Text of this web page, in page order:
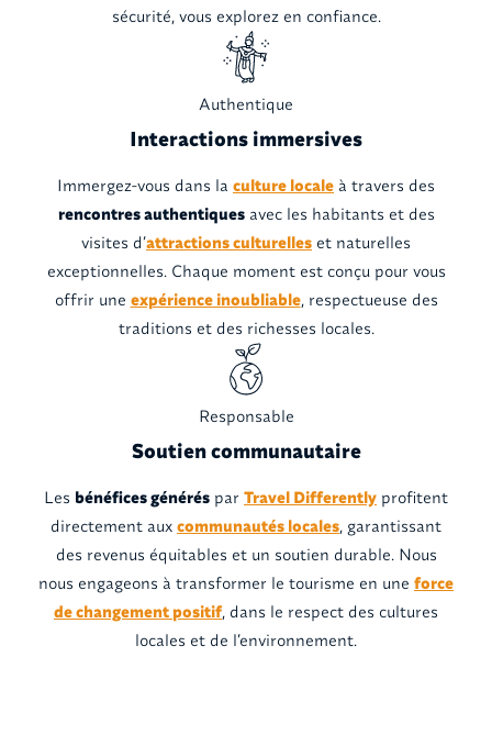
sécurité, vous explorez en confiance.
Authentique
Interactions immersives
Immergez-vous dans la culture locale à travers des
rencontres authentiquesavec les habitants et des
visites d’attractions culturelles et naturelles
exceptionnelles. Chaque moment est conçu pour vous
offrir une expérience inoubliable, respectueuse des
traditions et des richesses locales.
Responsable
Soutien communautaire
Les bénéfices générés par Travel Differently profitent
directement aux communautés locales, garantissant
des revenus équitables et un soutien durable. Nous
nous engageons à transformer le tourisme en une force
de changement positif, dans le respect des cultures
locales et de l’environnement.